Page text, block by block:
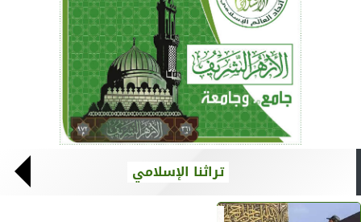
تراثنا الإسلامي